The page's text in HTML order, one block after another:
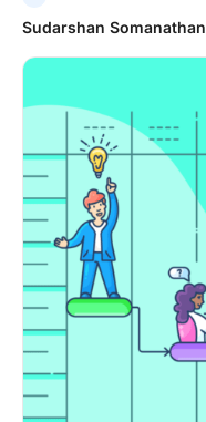
Sudarshan Somanathan